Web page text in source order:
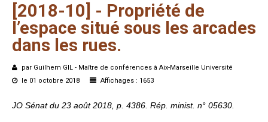
[2018-10] - Propriété de
l’espace situé sous les arcades
dans les rues.
par Guilhem GIL - Maître de conférences à Aix-Marseille Université
le 01 octobre 2018
Affichages : 1653
JO Sénat du 23 août 2018, p. 4386. Rép. minist. n° 05630.